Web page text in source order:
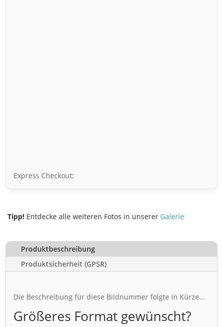
Express Checkout:
Tipp! Entdecke alle weiteren Fotos in unserer Galerie
Produktbeschreibung
Produktsicherheit (GPSR)
Die Beschreibung für diese Bildnummer folgte in Kürze...
Größeres Format gewünscht?